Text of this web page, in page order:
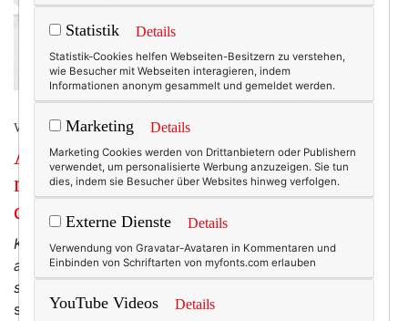
WERBUNG
Auf leisen Pfoten: Wie meine Katze
mir den Alltag versüßt. (Auch die
doofen Momente.)
Katzen sind die rücksichtsvollsten und
aufmerksamsten Gesellschafter, die man
sich wünschen kann. (Pablo Picasso)
schlecht begonnen. Ich habe Kopfschmerzen, die
Statistik Details
Statistik-Cookies helfen Webseiten-Besitzern zu verstehen,
wie Besucher mit Webseiten interagieren, indem
Informationen anonym gesammelt und gemeldet werden.
Marketing Details
Marketing Cookies werden von Drittanbietern oder Publishern
verwendet, um personalisierte Werbung anzuzeigen. Sie tun
dies, indem sie Besucher über Websites hinweg verfolgen.
Externe Dienste Details
Verwendung von Gravatar-Avataren in Kommentaren und
Einbinden von Schriftarten von myfonts.com erlauben
YouTube Videos Details